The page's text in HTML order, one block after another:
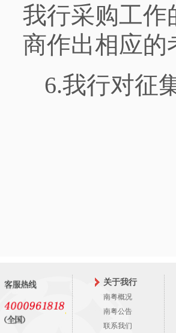
我行采购工作
商作出相应的
6.我行对征
关于我行
南粤概况
南粤公告
联系我们